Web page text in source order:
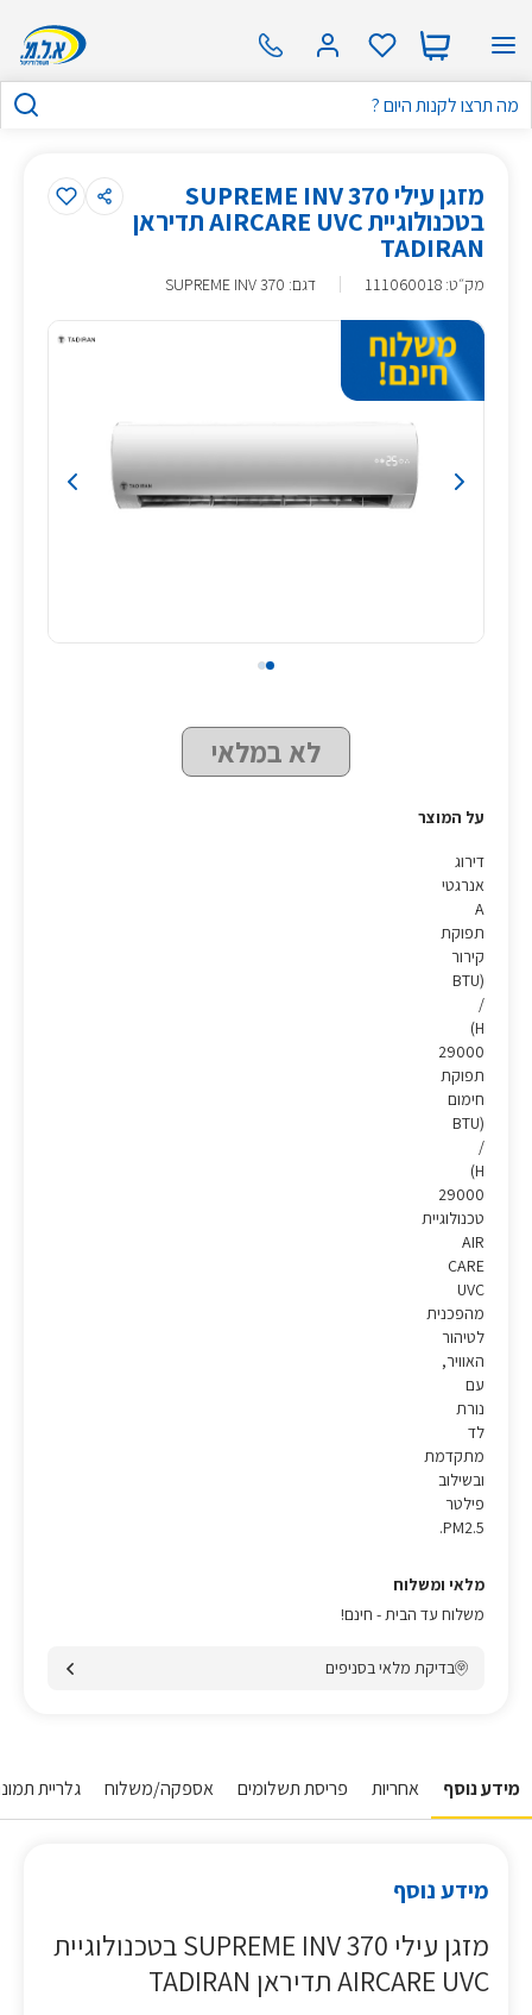
מזגן עילי SUPREME INV 370
בטכנולוגיית AIRCARE UVC תדיראן
TADIRAN
מק״ט:
111060018 דגם: SUPREME INV 370
לא במלאי
על המוצר
דירוג
אנרגטי
A
תפוקת
קירור
(BTU
/
H)
29000
תפוקת
חימום
(BTU
/
H)
29000
טכנולוגיית
AIR
CARE
UVC
מהפכנית
לטיהור
האוויר,
עם
נורת
לד
מתקדמת
ובשילוב
פילטר
PM2.5.
מלאי ומשלוח
משלוח עד הבית - חינם!
בדיקת מלאי בסניפים
מידע נוסף אחריות פריסת תשלומים אספקה/משלוח גלריית
מידע נוסף
מזגן עילי SUPREME INV 370 בטכנולוגיית
AIRCARE UVC תדיראן TADIRAN